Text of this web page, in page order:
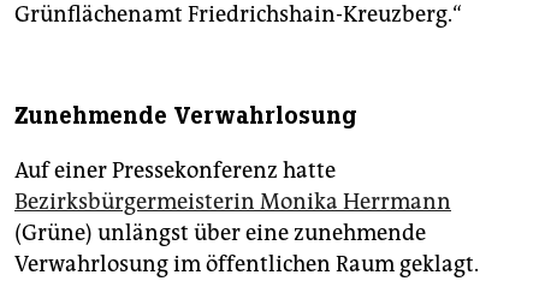
Grünflächenamt Friedrichshain-Kreuzberg.“
Zunehmende Verwahrlosung
Auf einer Pressekonferenz hatte
Bezirksbürgermeisterin Monika Herrmann
(Grüne) unlängst über eine zunehmende
Verwahrlosung im öffentlichen Raum geklagt.